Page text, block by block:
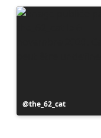
Publication
publiée
the_62_cat